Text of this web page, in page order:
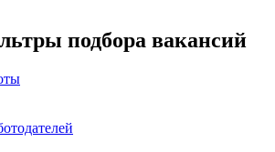
подбора вакансий